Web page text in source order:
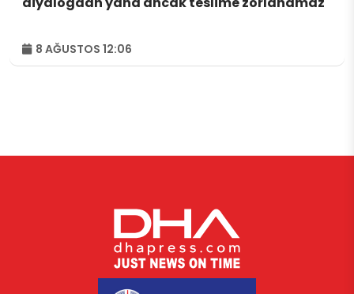
8 AĞUSTOS 12:06